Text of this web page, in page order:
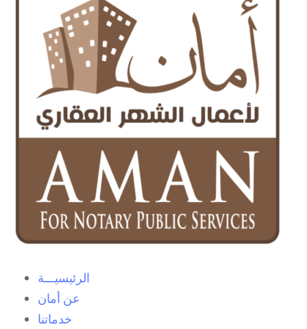
الرئيسيـــة
عن أمان
خدماتنا